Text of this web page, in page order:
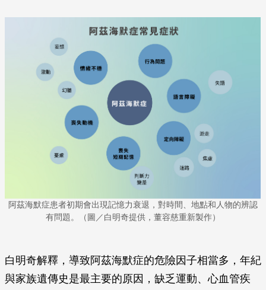
阿茲海默症患者初期會出現記憶力衰退，對時間、地點和人物的辨認
有問題。（圖／白明奇提供，董容慈重新製作）
白明奇解釋，導致阿茲海默症的危險因子相當多，年紀
與家族遺傳史是最主要的原因，缺乏運動、心血管疾